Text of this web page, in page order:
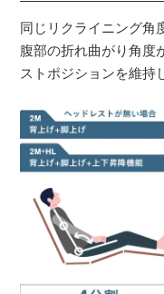
同じリクライニング角
腹部の折れ曲がり角度
ストポジションを維持